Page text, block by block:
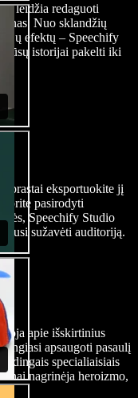
leidžia redaguoti
Nuo sklandžių
efektų – Speechify
jūsų istorijai pakelti iki
eksportuokite jį
pasirodyti
Speechify Studio
sužavėti auditoriją.
apie išskirtinius
apsaugoti pasaulį
specialiaisiais
nagrinėja heroizmo,